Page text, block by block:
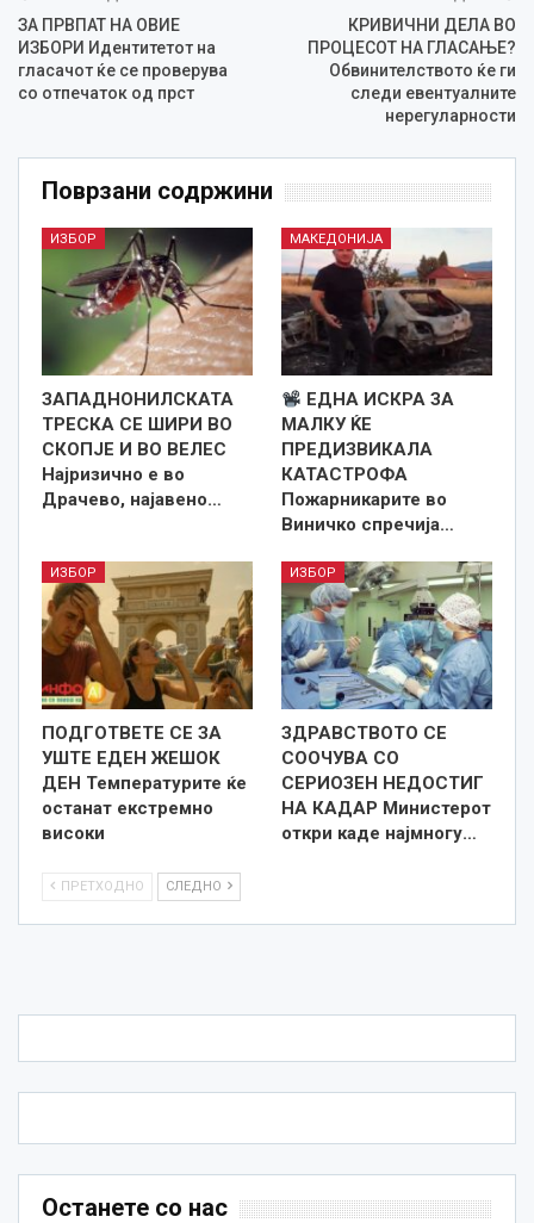
ЗА ПРВПАТ НА ОВИЕ
ИЗБОРИ Идентитетот на
гласачот ќе се проверува
со отпечаток од прст
КРИВИЧНИ ДЕЛА ВО
ПРОЦЕСОТ НА ГЛАСАЊЕ?
Обвинителството ќе ги
следи евентуалните
нерегуларности
Поврзани содржини
ИЗБОР
ЗАПАДНОНИЛСКАТА
ТРЕСКА СЕ ШИРИ ВО
СКОПЈЕ И ВО ВЕЛЕС
Најризично е во
Драчево, најавено…
МАКЕДОНИЈА
ЕДНА ИСКРА ЗА
МАЛКУ ЌЕ
ПРЕДИЗВИКАЛА
КАТАСТРОФА
Пожарникарите во
Виничко спречија…
ИЗБОР
ПОДГОТВЕТЕ СЕ ЗА
УШТЕ ЕДЕН ЖЕШОК
ДЕН Температурите ќе
останат екстремно
високи
ИЗБОР
ЗДРАВСТВОТО СЕ
СООЧУВА СО
СЕРИОЗЕН НЕДОСТИГ
НА КАДАР Министерот
откри каде најмногу…
ПРЕТХОДНО СЛЕДНО
Останете со нас